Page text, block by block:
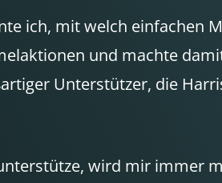
ich, mit welch einfachen
und machte
Unterstützer, die
wird mir immer